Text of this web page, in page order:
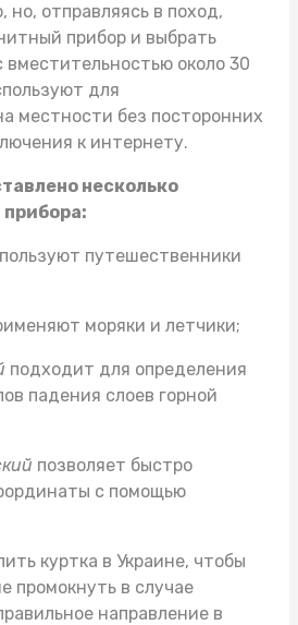
но, отправляясь в поход,
прибор и выбрать
вместительностью около 30
для
местности без посторонних
к интернету.
несколько
путешественники
моряки и летчики;
подходит для определения
падения слоев горной
позволяет быстро
с помощью
куртка в Украине, чтобы
промокнуть в случае
направление в